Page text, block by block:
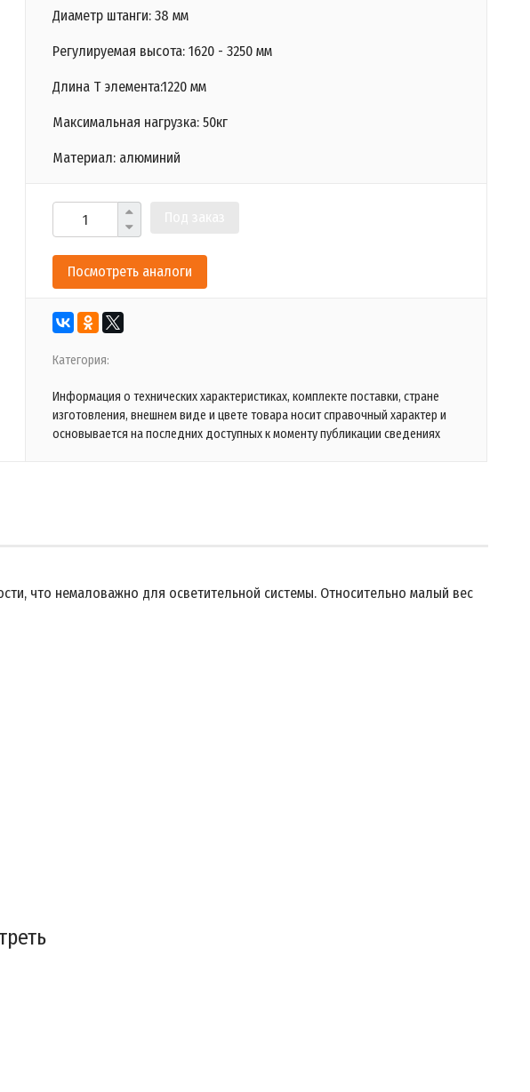
Диаметр штанги: 38 мм
Регулируемая высота: 1620 - 3250 мм
Длина Т элемента:1220 мм
Максимальная нагрузка: 50кг
Материал: алюминий
Посмотреть аналоги
Категория:
Информация о технических характеристиках, комплекте поставки, стране
изготовления, внешнем виде и цвете товара носит справочный характер и
основывается на последних доступных к моменту публикации сведениях
что немаловажно для осветительной системы. Относительно малый вес